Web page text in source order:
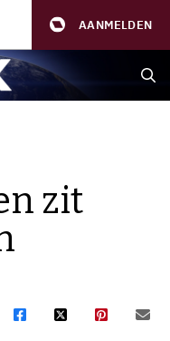
AANMELDEN
zit